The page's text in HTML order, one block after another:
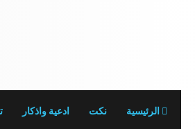
الرئيسية نكت ادعية واذكار